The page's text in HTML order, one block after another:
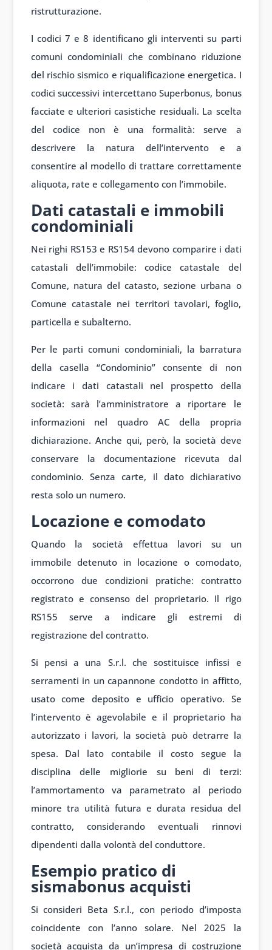
ristrutturazione.
I codici 7 e 8 identificano gli interventi su parti
comuni condominiali che combinano riduzione
del rischio sismico e riqualificazione energetica. I
codici successivi intercettano Superbonus, bonus
facciate e ulteriori casistiche residuali. La scelta
del codice non è una formalità: serve a
descrivere la natura dell’intervento e a
consentire al modello di trattare correttamente
aliquota, rate e collegamento con l’immobile.
Dati catastali e immobili
condominiali
Nei righi RS153 e RS154 devono comparire i dati
catastali dell’immobile: codice catastale del
Comune, natura del catasto, sezione urbana o
Comune catastale nei territori tavolari, foglio,
particella e subalterno.
Per le parti comuni condominiali, la barratura
della casella “Condominio” consente di non
indicare i dati catastali nel prospetto della
società: sarà l’amministratore a riportare le
informazioni nel quadro AC della propria
dichiarazione. Anche qui, però, la società deve
conservare la documentazione ricevuta dal
condominio. Senza carte, il dato dichiarativo
resta solo un numero.
Locazione e comodato
Quando la società effettua lavori su un
immobile detenuto in locazione o comodato,
occorrono due condizioni pratiche: contratto
registrato e consenso del proprietario. Il rigo
RS155 serve a indicare gli estremi di
registrazione del contratto.
Si pensi a una S.r.l. che sostituisce infissi e
serramenti in un capannone condotto in affitto,
usato come deposito e ufficio operativo. Se
l’intervento è agevolabile e il proprietario ha
autorizzato i lavori, la società può detrarre la
spesa. Dal lato contabile il costo segue la
disciplina delle migliorie su beni di terzi:
l’ammortamento va parametrato al periodo
minore tra utilità futura e durata residua del
contratto, considerando eventuali rinnovi
dipendenti dalla volontà del conduttore.
Esempio pratico di
sismabonus acquisti
Si consideri Beta S.r.l., con periodo d’imposta
coincidente con l’anno solare. Nel 2025 la
società acquista da un’impresa di costruzione